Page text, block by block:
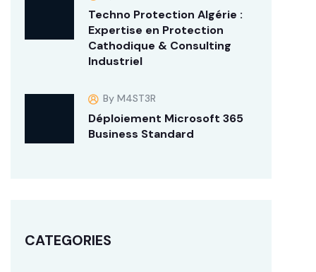
Techno Protection Algérie :
Expertise en Protection
Cathodique & Consulting
Industriel
By M4ST3R
Déploiement Microsoft 365
Business Standard
CATEGORIES